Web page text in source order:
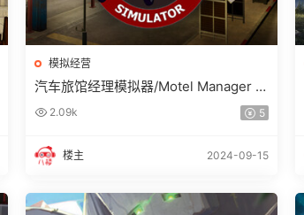
模拟经营
汽车旅馆经理模拟器/Motel Manager Si
mulator
2.09k 5
楼主 2024-09-15